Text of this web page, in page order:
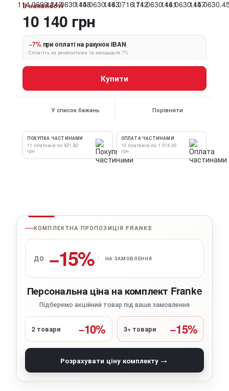
В наявності
10 140 грн
−7% при оплаті на рахунок IBAN
Сплатіть за реквізитами та заощадьте 7%
Купити
У список бажань Порівняти
ПОКУПКА ЧАСТИНАМИ
11 платежів по 921.82
грн
ОПЛАТА ЧАСТИНАМИ
10 платежів по 1 014.00
грн
КОМПЛЕКТНА ПРОПОЗИЦІЯ FRANKE
ДО −15% НА ЗАМОВЛЕННЯ
Персональна ціна на комплект Franke
Підберемо акційний товар під ваше замовлення
2 товари −10% 3+ товари −15%
Розрахувати ціну комплекту →